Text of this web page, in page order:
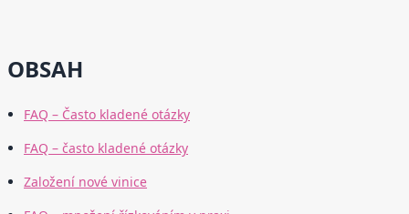
OBSAH
FAQ – Často kladené otázky
FAQ – často kladené otázky
Založení nové vinice